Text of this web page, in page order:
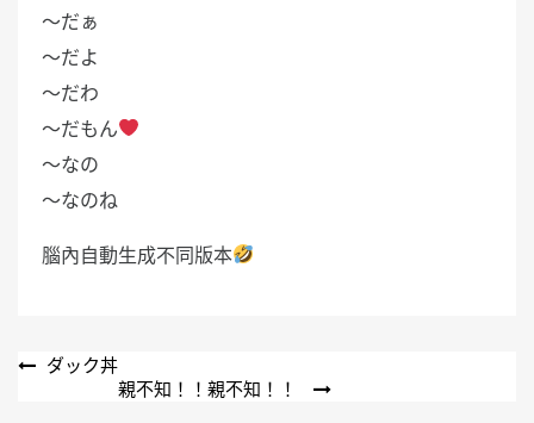
～だぁ
〜だよ
〜だわ
〜だもん
～なの
〜なのね
腦內自動生成不同版本
文 ダック丼
親不知！！親不知！！